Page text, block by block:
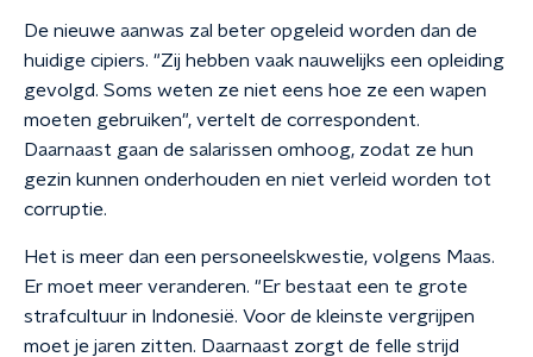
De nieuwe aanwas zal beter opgeleid worden dan de
huidige cipiers. "Zij hebben vaak nauwelijks een opleiding
gevolgd. Soms weten ze niet eens hoe ze een wapen
moeten gebruiken", vertelt de correspondent.
Daarnaast gaan de salarissen omhoog, zodat ze hun
gezin kunnen onderhouden en niet verleid worden tot
corruptie.
Het is meer dan een personeelskwestie, volgens Maas.
Er moet meer veranderen. "Er bestaat een te grote
strafcultuur in Indonesië. Voor de kleinste vergrijpen
moet je jaren zitten. Daarnaast zorgt de felle strijd